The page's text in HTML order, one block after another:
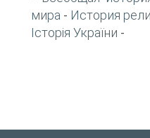
мира - История
Історія України -